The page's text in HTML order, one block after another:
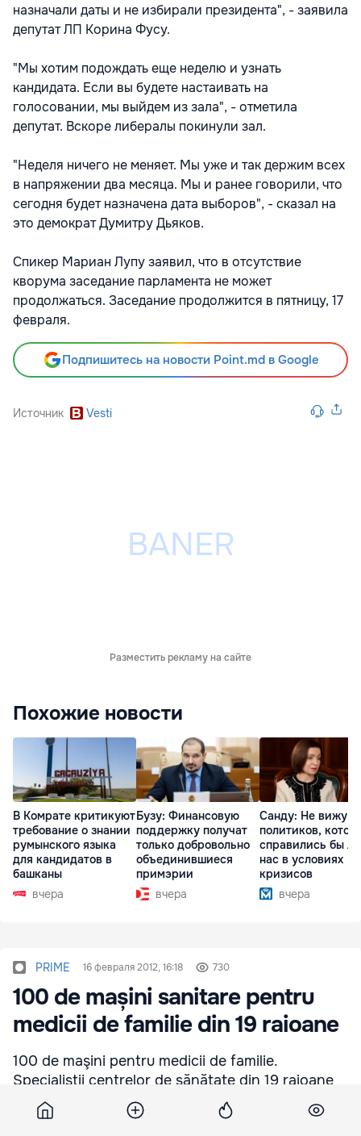
назначали даты и не избирали президента", - заявила
депутат ЛП Корина Фусу.
"Мы хотим подождать еще неделю и узнать
кандидата. Если вы будете настаивать на
голосовании, мы выйдем из зала", - отметила
депутат. Вскоре либералы покинули зал.
"Неделя ничего не меняет. Мы уже и так держим всех
в напряжении два месяца. Мы и ранее говорили, что
сегодня будет назначена дата выборов", - сказал на
это демократ Думитру Дьяков.
Спикер Мариан Лупу заявил, что в отсутствие
кворума заседание парламента не может
продолжаться. Заседание продолжится в пятницу, 17
февраля.
Подпишитесь на новости Point.md в Google
Источник Vesti
Разместить рекламу на сайте
Похожие новости
В Комрате критикуют
требование о знании
румынского языка
для кандидатов в
башканы
вчера
Бузу: Финансовую
поддержку получат
только добровольно
объединившиеся
примэрии
вчера
Санду: Не вижу
политиков,
справились бы
нас в условиях
кризисов
вчера
PRIME 16 февраля 2012, 16:18 730
100 de mașini sanitare pentru
medicii de familie din 19 raioane
100 de maşini pentru medicii de familie.
Specialiştii centrelor de sănătate din 19 raioane
vor avea posibilitate să ajungă mai repede la
pacienţi, inclusiv la bolnavii din sate.